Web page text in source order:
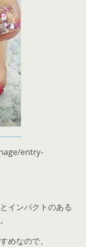
entry-
インパクトのある
めなので、